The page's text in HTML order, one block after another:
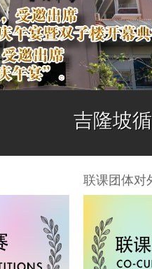
吉隆坡
联课团体对